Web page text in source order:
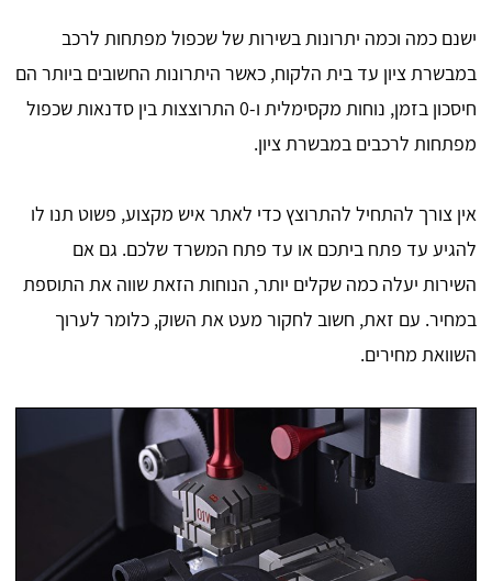
ישנם כמה וכמה יתרונות בשירות של שכפול מפתחות לרכב
במבשרת ציון עד בית הלקוח, כאשר היתרונות החשובים ביותר הם
חיסכון בזמן, נוחות מקסימלית ו-0 התרוצצות בין סדנאות שכפול
מפתחות לרכבים במבשרת ציון.
​אין צורך להתחיל להתרוצץ כדי לאתר איש מקצוע, פשוט תנו לו
להגיע עד פתח ביתכם או עד פתח המשרד שלכם. גם אם
השירות יעלה כמה שקלים יותר, הנוחות הזאת שווה את התוספת
במחיר. עם זאת, חשוב לחקור מעט את השוק, כלומר לערוך
השוואת מחירים.